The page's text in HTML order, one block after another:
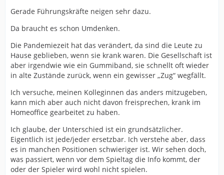
Gerade Führungskräfte neigen sehr dazu.
Da braucht es schon Umdenken.
Die Pandemiezeit hat das verändert, da sind die Leute zu
Hause geblieben, wenn sie krank waren. Die Gesellschaft ist
aber irgendwie wie ein Gummiband, sie schnellt oft wieder
in alte Zustände zurück, wenn ein gewisser „Zug“ wegfällt.
Ich versuche, meinen Kolleginnen das anders mitzugeben,
kann mich aber auch nicht davon freisprechen, krank im
Homeoffice gearbeitet zu haben.
Ich glaube, der Unterschied ist ein grundsätzlicher.
Eigentlich ist jede/jeder ersetzbar. Ich verstehe aber, dass
es in manchen Positionen schwieriger ist. Wir sehen doch,
was passiert, wenn vor dem Spieltag die Info kommt, der
oder der Spieler wird wohl nicht spielen.